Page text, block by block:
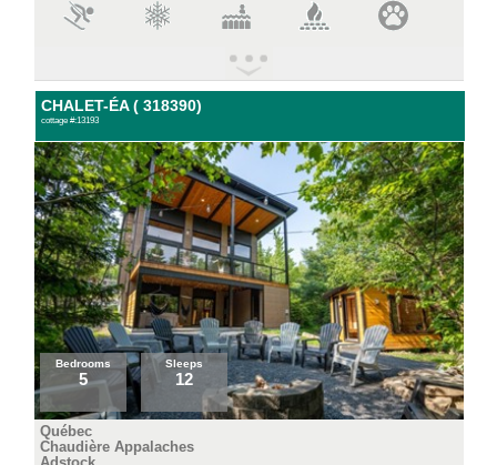
CHALET-ÉA ( 318390)
cottage #:13193
Bedrooms
5
Sleeps
12
Québec
Chaudière Appalaches